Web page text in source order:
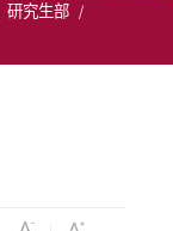
研究生部 /